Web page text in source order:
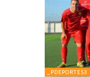
_PDEPORTES3